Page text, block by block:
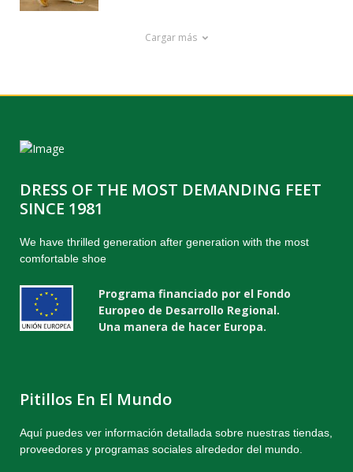
Cargar más
DRESS OF THE MOST DEMANDING FEET
SINCE 1981
We have thrilled generation after generation with the most
comfortable shoe
Programa financiado por el Fondo
Europeo de Desarrollo Regional.
Una manera de hacer Europa.
Pitillos En El Mundo
Aquí puedes ver información detallada sobre nuestras tiendas,
proveedores y programas sociales alrededor del mundo.